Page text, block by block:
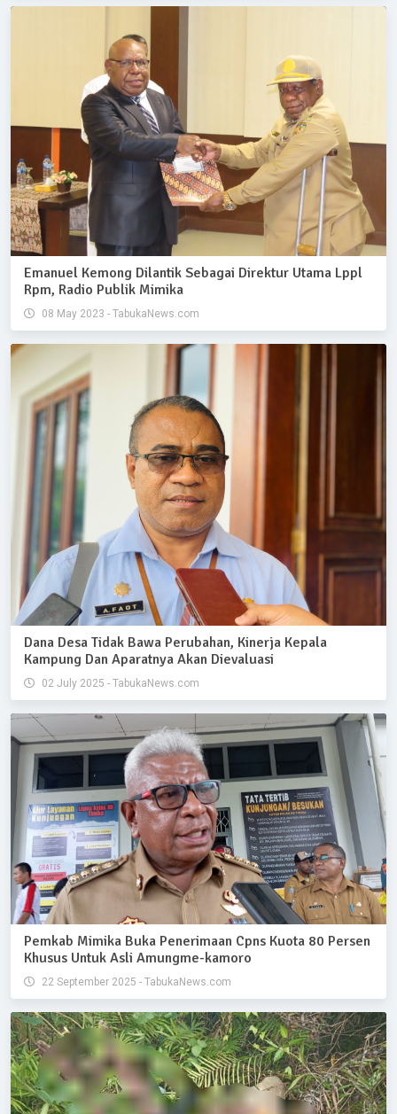
Emanuel Kemong Dilantik Sebagai Direktur Utama Lppl
Rpm, Radio Publik Mimika
08 May 2023 - TabukaNews.com
Dana Desa Tidak Bawa Perubahan, Kinerja Kepala
Kampung Dan Aparatnya Akan Dievaluasi
02 July 2025 - TabukaNews.com
Pemkab Mimika Buka Penerimaan Cpns Kuota 80 Persen
Khusus Untuk Asli Amungme-kamoro
22 September 2025 - TabukaNews.com